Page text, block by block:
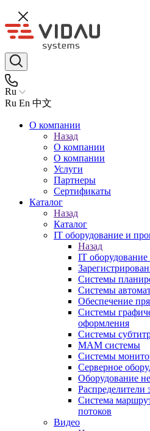
Ru
Ru En 中文
О компании
Назад
О компании
О компании
Услуги
Партнеры
Сертификаты
Каталог
Назад
Каталог
IT оборудование и
Назад
IT
Системы
Системы
Обеспечение
Системы
оформления
Системы
MAM системы
Системы
Серверное
Оборудование
Распределители
Система
потоков
Видео